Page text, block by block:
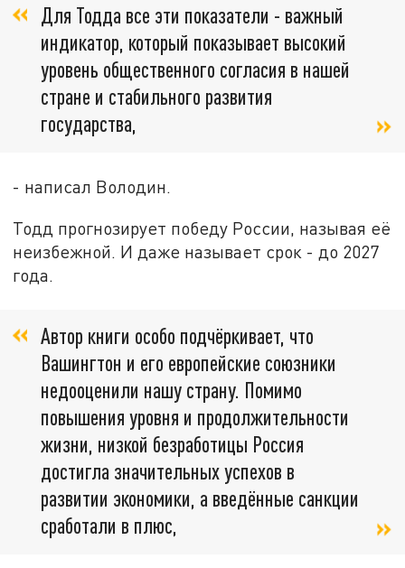
Для Тодда все эти показатели - важный
индикатор, который показывает высокий
уровень общественного согласия в нашей
стране и стабильного развития
государства,
- написал Володин.
Тодд прогнозирует победу России, называя её
неизбежной. И даже называет срок - до 2027
года.
Автор книги особо подчёркивает, что
Вашингтон и его европейские союзники
недооценили нашу страну. Помимо
повышения уровня и продолжительности
жизни, низкой безработицы Россия
достигла значительных успехов в
развитии экономики, а введённые санкции
сработали в плюс,